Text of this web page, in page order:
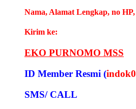
Nama, Alamat Lengkap, no
Kirim ke:
EKO PURNOMO MSS
ID Member Resmi (
SMS/ CALL